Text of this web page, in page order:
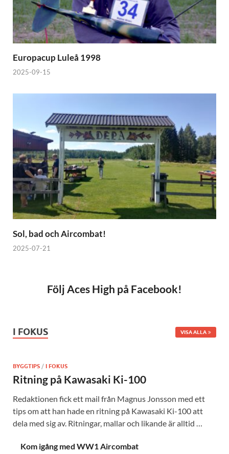
Europacup Luleå 1998
2025-09-15
Sol, bad och Aircombat!
2025-07-21
Följ Aces High på Facebook!
I FOKUS VISA ALLA
BYGGTIPS / I FOKUS
Ritning på Kawasaki Ki-100
Redaktionen fick ett mail från Magnus Jonsson med ett
tips om att han hade en ritning på Kawasaki Ki-100 att
dela med sig av. Ritningar, mallar och likande är alltid …
Kom igång med WW1 Aircombat